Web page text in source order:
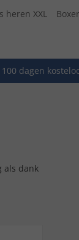
heren XXL
100 dagen
als dank